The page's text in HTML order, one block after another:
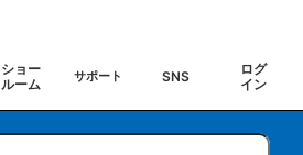
ショー
ルーム
サポート SNS
ログ
イン